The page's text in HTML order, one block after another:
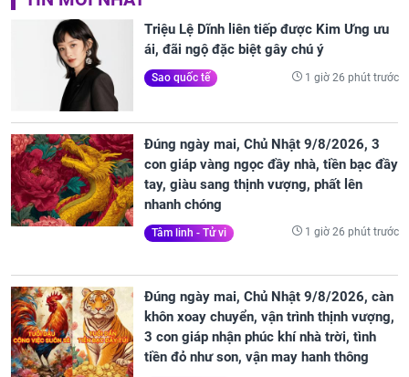
Triệu Lệ Dĩnh liên tiếp được Kim Ưng ưu
ái, đãi ngộ đặc biệt gây chú ý
Sao quốc tế 1 giờ 26 phút trước
Đúng ngày mai, Chủ Nhật 9/8/2026, 3
con giáp vàng ngọc đầy nhà, tiền bạc đầy
tay, giàu sang thịnh vượng, phất lên
nhanh chóng
Tâm linh - Tử vi 1 giờ 26 phút trước
Đúng ngày mai, Chủ Nhật 9/8/2026, càn
khôn xoay chuyển, vận trình thịnh vượng,
3 con giáp nhận phúc khí nhà trời, tình
tiền đỏ như son, vận may hanh thông